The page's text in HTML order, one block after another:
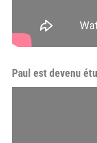
Paul est devenu